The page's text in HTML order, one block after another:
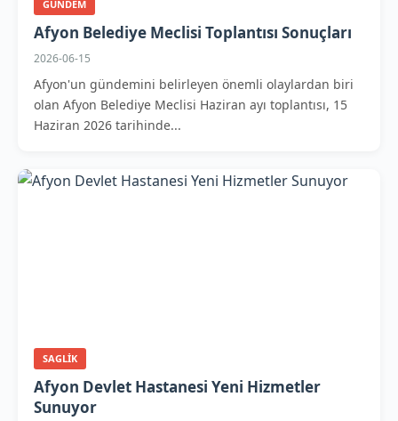
GUNDEM
Afyon Belediye Meclisi Toplantısı Sonuçları
2026-06-15
Afyon'un gündemini belirleyen önemli olaylardan biri
olan Afyon Belediye Meclisi Haziran ayı toplantısı, 15
Haziran 2026 tarihinde...
SAGLIK
Afyon Devlet Hastanesi Yeni Hizmetler
Sunuyor